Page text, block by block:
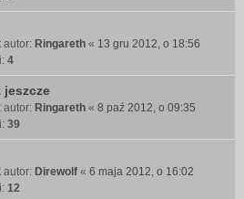
autor: Ringareth « 13 gru 2012, o 18:56
4
jeszcze
autor: Ringareth « 8 paź 2012, o 09:35
39
autor: Direwolf « 6 maja 2012, o 16:02
12